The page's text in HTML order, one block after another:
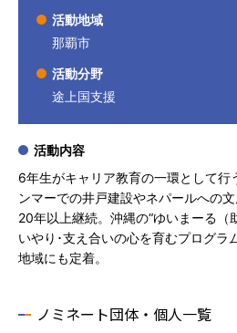
活動地域
那覇市
活動分野
途上国支援
活動内容
6年生がキャリア教育の一環として行
ンマーでの井戸建設やネパールへの
20年以上継続。沖縄の“ゆいまーる（
いやり･支え合いの心を育むプログラ
地域にも定着。
ノミネート団体・個人一覧